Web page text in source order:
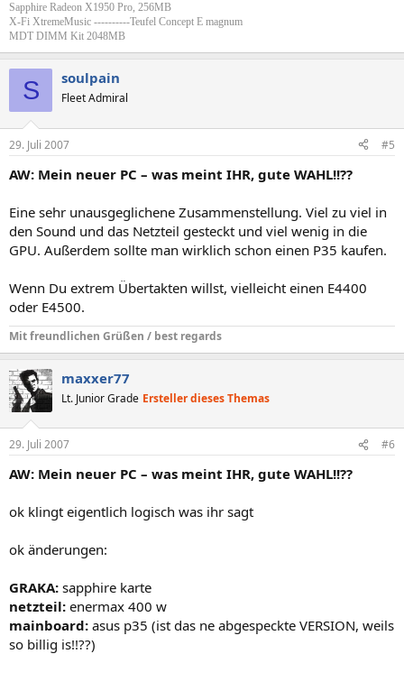
Sapphire Radeon X1950 Pro, 256MB
X-Fi XtremeMusic ----------Teufel Concept E magnum
MDT DIMM Kit 2048MB
S soulpain
Fleet Admiral
29. Juli 2007 #5
AW: Mein neuer PC – was meint IHR, gute WAHL!!??
Eine sehr unausgeglichene Zusammenstellung. Viel zu viel in
den Sound und das Netzteil gesteckt und viel wenig in die
GPU. Außerdem sollte man wirklich schon einen P35 kaufen.
Wenn Du extrem Übertakten willst, vielleicht einen E4400
oder E4500.
Mit freundlichen Grüßen / best regards
maxxer77
Lt. Junior Grade Ersteller dieses Themas
29. Juli 2007 #6
AW: Mein neuer PC – was meint IHR, gute WAHL!!??
ok klingt eigentlich logisch was ihr sagt
ok änderungen:
GRAKA: sapphire karte
netzteil: enermax 400 w
mainboard: asus p35 (ist das ne abgespeckte VERSION, weils
so billig is!!??)